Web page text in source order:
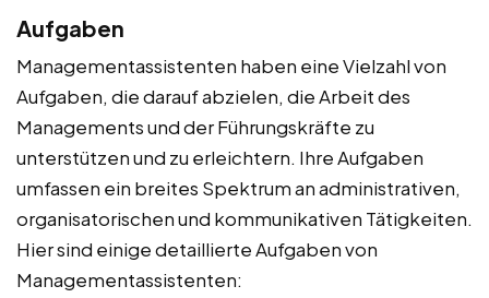
Aufgaben
Managementassistenten haben eine Vielzahl von
Aufgaben, die darauf abzielen, die Arbeit des
Managements und der Führungskräfte zu
unterstützen und zu erleichtern. Ihre Aufgaben
umfassen ein breites Spektrum an administrativen,
organisatorischen und kommunikativen Tätigkeiten.
Hier sind einige detaillierte Aufgaben von
Managementassistenten: